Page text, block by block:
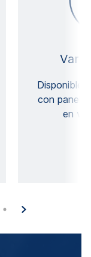
Disponible
con
en